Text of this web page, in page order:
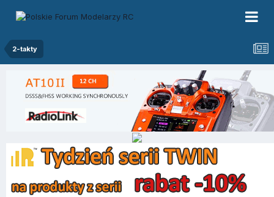
2-takty